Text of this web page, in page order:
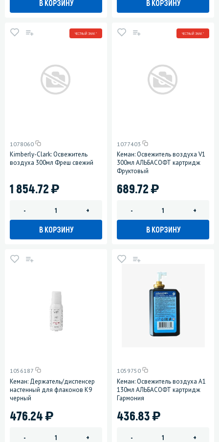
В КОРЗИНУ В КОРЗИНУ
ЧЕСТНЫЙ ЗНАК *
1078060
Kimberly-Clark: Освежитель
воздуха 300мл Фреш свежий
1 854.72)
- +
В КОРЗИНУ
ЧЕСТНЫЙ ЗНАК *
1077403
Кеман: Освежитель воздуха V1
300мл АЛЬБАСОФТ картридж
Фруктовый
689.72)
- +
В КОРЗИНУ
1056187
Кеман: Держатель/диспенсер
настенный для флаконов К9
черный
476.24)
- +
1059750
Кеман: Освежитель воздуха А1
130мл АЛЬБАСОФТ картридж
Гармония
436.83)
- +